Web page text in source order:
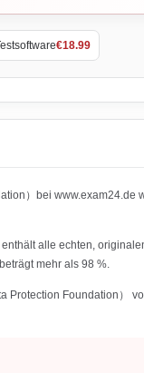
€18.99
）bei
alle echten,
mehr als 98 %.
Foundation）